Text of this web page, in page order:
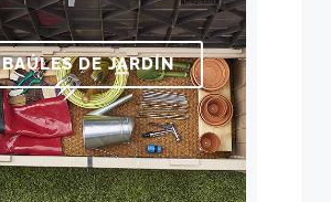
BAÚLES DE JARDÍN